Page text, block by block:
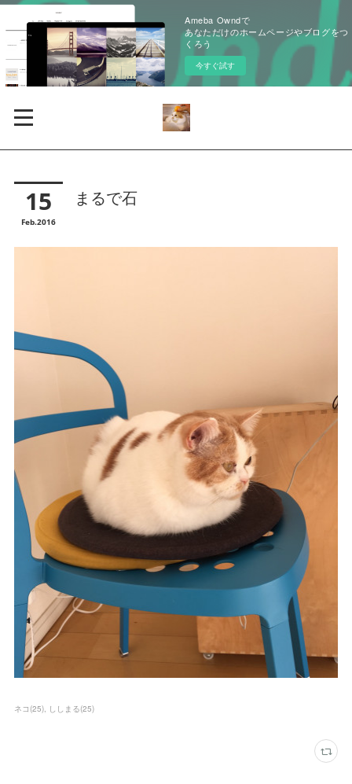
Ameba Owndで
あなただけのホームページやブログをつ
くろう
今すぐ試す
15
Feb 2016
まるで石
ネコ (25) ししまる(25)